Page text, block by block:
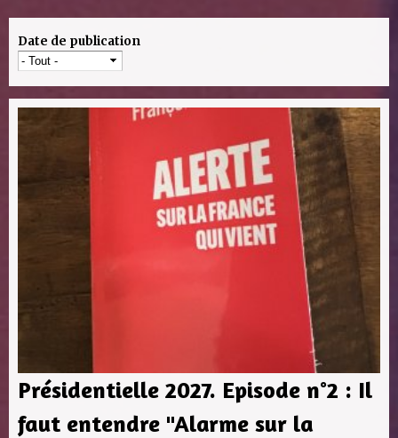
Date de publication
Présidentielle 2027. Episode n°2 : Il
faut entendre "Alarme sur la